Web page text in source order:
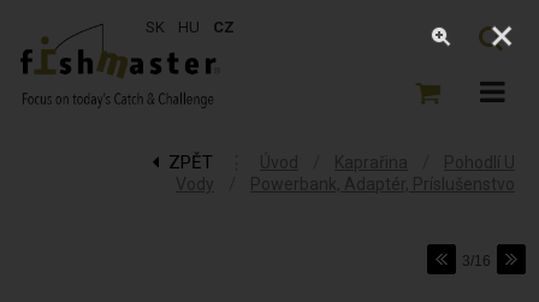
SK HU CZ
ZPĚT Úvod Kaprařina
Pohodlí U
Vody
Powerbank, Adaptér, Príslušenstvo
3/16